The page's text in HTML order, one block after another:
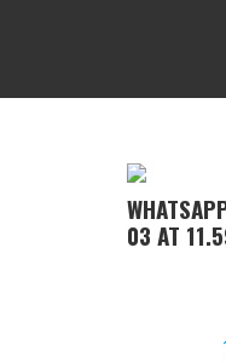
03 AT